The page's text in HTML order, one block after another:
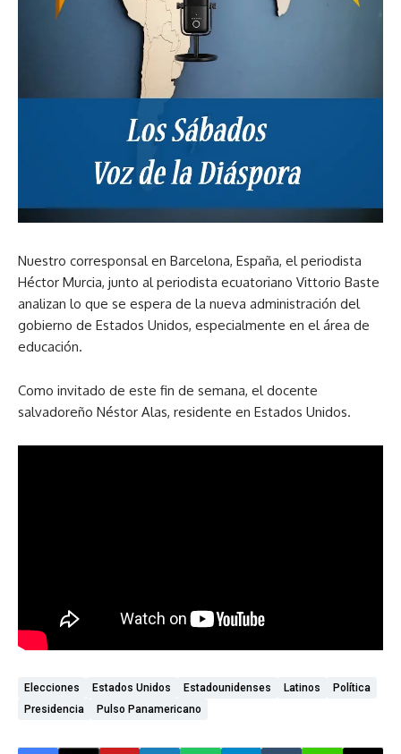
Nuestro corresponsal en Barcelona, España, el periodista
Héctor Murcia, junto al periodista ecuatoriano Vittorio Baste
analizan lo que se espera de la nueva administración del
gobierno de Estados Unidos, especialmente en el área de
educación.
Como invitado de este fin de semana, el docente
salvadoreño Néstor Alas, residente en Estados Unidos.
Elecciones Estados Unidos Estadounidenses Latinos
Política
Presidencia
Pulso Panamericano